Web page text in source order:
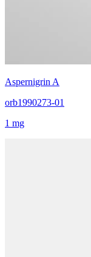
Aspernigrin A
orb1990273-01
1 mg